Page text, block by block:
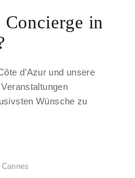
Concierge in
d’Azur und unsere
Wünsche zu